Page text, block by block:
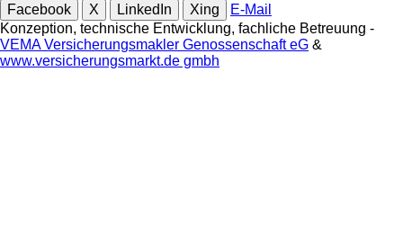
Facebook
X LinkedIn Xing
E-Mail
Konzeption, technische Entwicklung, fachliche Betreuung -
VEMA Versicherungsmakler Genossenschaft eG &
www.versicherungsmarkt.de gmbh